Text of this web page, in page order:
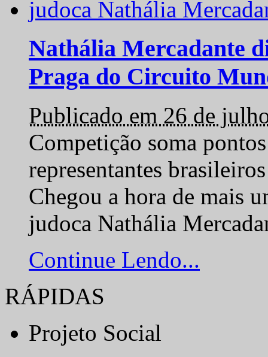
Nathália Mercadante
Praga do Circuito
Publicado em 26 de
Competição soma
representantes
Chegou a hora de mais
judoca Nathália
Continue Lendo...
RÁPIDAS
Projeto Social